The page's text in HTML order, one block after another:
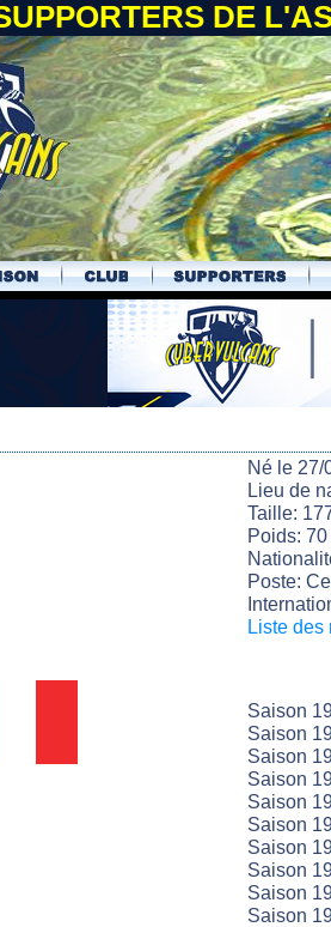
DE
Né le 27/
Lieu de
Taille:
Poids:
Poste:
Liste des
Saison
Saison
Saison
Saison
Saison
Saison
Saison
Saison
Saison
Saison